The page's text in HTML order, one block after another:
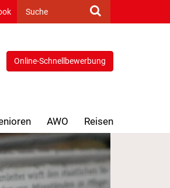
Suche
Online-Schnellbewerbung
AWO Reisen